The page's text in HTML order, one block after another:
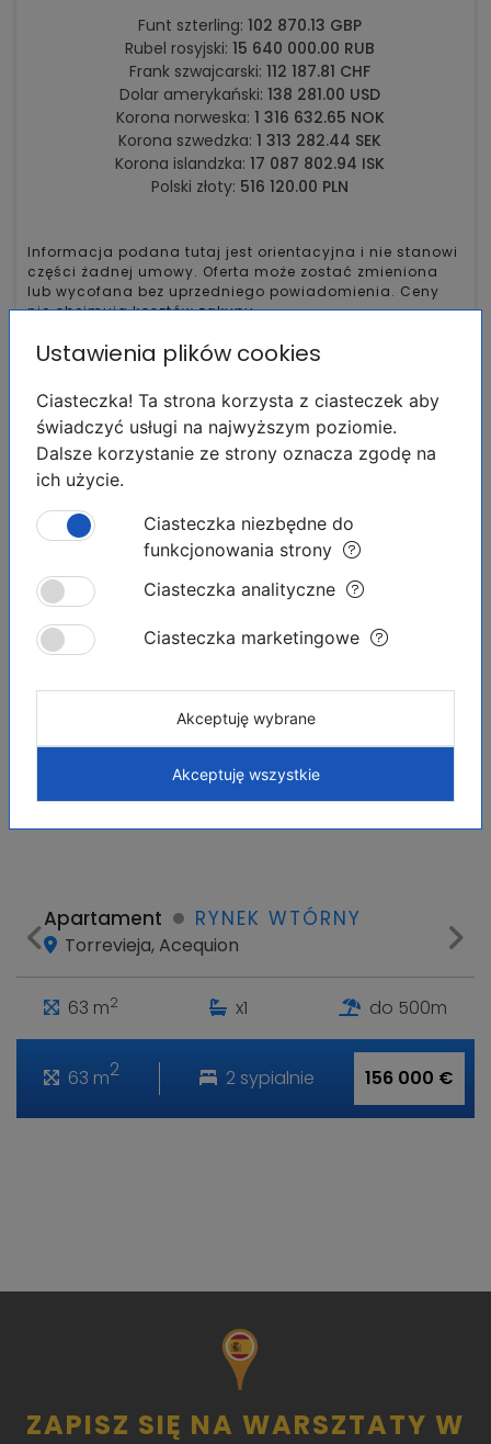
Funt szterling: 102 870.13 GBP
Rubel rosyjski: 15 640 000.00 RUB
Frank szwajcarski: 112 187.81 CHF
Dolar amerykański: 138 281.00 USD
Korona norweska: 1 316 632.65 NOK
Korona szwedzka: 1 313 282.44 SEK
Korona islandzka: 17 087 802.94 ISK
Polski złoty: 516 120.00 PLN
Informacja podana tutaj jest orientacyjna i nie stanowi
części żadnej umowy. Oferta może zostać zmieniona
lub wycofana bez uprzedniego powiadomienia. Ceny
nie obejmują kosztów zakupu.
Podobne ogłoszenia
OFERTA INWESTYCYJNA
Apartament RYNEK WTÓRNY
Torrevieja, Acequion
63 m2 x1 do 500m
63 m2 2 sypialnie 156 000 €
ZAPISZ SIĘ NA WARSZTATY W
Ustawienia plików cookies
Ciasteczka! Ta strona korzysta z ciasteczek aby
świadczyć usługi na najwyższym poziomie.
Dalsze korzystanie ze strony oznacza zgodę na
ich użycie.
Ciasteczka niezbędne do
funkcjonowania strony
Ciasteczka analityczne
Ciasteczka marketingowe
Akceptuję wybrane
Akceptuję wszystkie